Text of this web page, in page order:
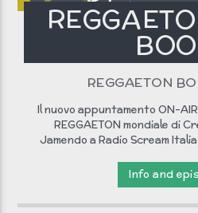
REGGAETON
Il nuovo appuntamento ON-
REGGAETON mondiale di
Jamendo a Radio Scream
Info and